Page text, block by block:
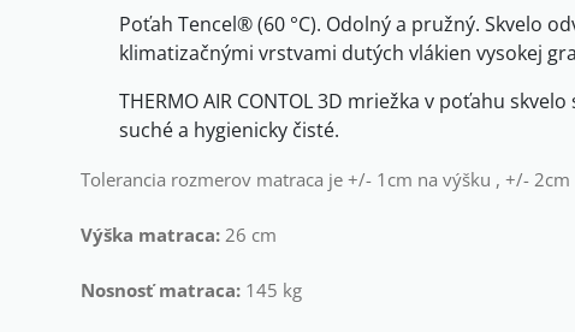
Poťah Tencel® (60 °C). Odolný a pružný. Skvelo
klimatizačnými vrstvami dutých vlákien vysokej
THERMO AIR CONTOL 3D mriežka v poťahu
suché a hygienicky čisté.
Tolerancia rozmerov matraca je +/- 1cm na výšku , +/-
Výška matraca: 26 cm
Nosnosť matraca: 145 kg